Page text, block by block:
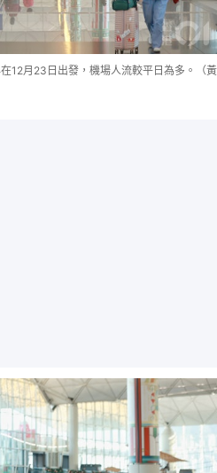
12月23日出發，機場人流較平日為多。（黃